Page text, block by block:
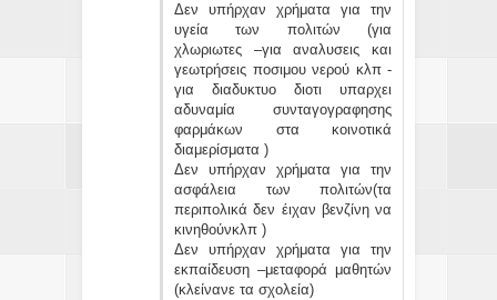
Δεν υπήρχαν χρήματα για την
υγεία των πολιτών (για
χλωριωτες –για αναλυσεις και
γεωτρήσεις ποσιμου νερού κλπ -
για διαδυκτυο διοτι υπαρχει
αδυναμία συνταγογραφησης
φαρμάκων στα κοινοτικά
διαμερίσματα )
Δεν υπήρχαν χρήματα για την
ασφάλεια των πολιτών(τα
περιπολικά δεν έιχαν βενζίνη να
κινηθούνκλπ )
Δεν υπήρχαν χρήματα για την
εκπαίδευση –μεταφορά μαθητών
(κλείνανε τα σχολεία)